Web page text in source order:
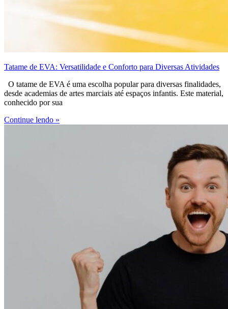
Tatame de EVA: Versatilidade e Conforto para Diversas Atividades
O tatame de EVA é uma escolha popular para diversas finalidades,
desde academias de artes marciais até espaços infantis. Este material,
conhecido por sua
Continue lendo »